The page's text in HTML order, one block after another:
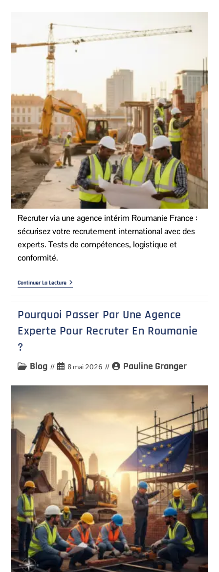
Recruter via une agence intérim Roumanie France :
sécurisez votre recrutement international avec des
experts. Tests de compétences, logistique et
conformité.
Continuer La Lecture
Pourquoi Passer Par Une Agence
Experte Pour Recruter En Roumanie
?
Blog 8 mai 2026 Pauline Granger